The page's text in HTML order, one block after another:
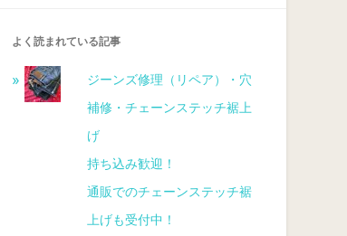
よく読まれている記事
ジーンズ修理（リペア）・穴
補修・チェーンステッチ裾上
げ
持ち込み歓迎！
通販でのチェーンステッチ裾
上げも受付中！